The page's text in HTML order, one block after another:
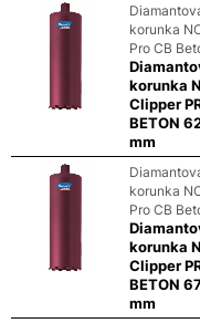
korunka
Pro CB
korunka
Clipper
BETON
mm
korunka
Pro CB
korunka
Clipper
BETON
mm